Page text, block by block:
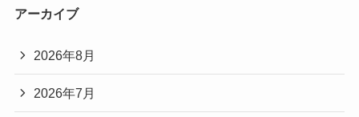
アーカイブ
2026年8月
2026年7月